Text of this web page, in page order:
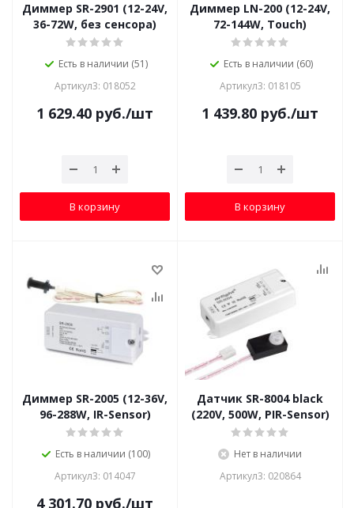
Диммер SR-2901 (12-24V,
36-72W, без сенсора)
Есть в наличии (51)
Артикул3: 018052
1 629.40 руб./шт
В корзину
Диммер LN-200 (12-24V,
72-144W, Touch)
Есть в наличии (60)
Артикул3: 018105
1 439.80 руб./шт
В корзину
Диммер SR-2005 (12-36V,
96-288W, IR-Sensor)
Есть в наличии (100)
Артикул3: 014047
4 301.70 руб./шт
Датчик SR-8004 black
(220V, 500W, PIR-Sensor)
Нет в наличии
Артикул3: 020864